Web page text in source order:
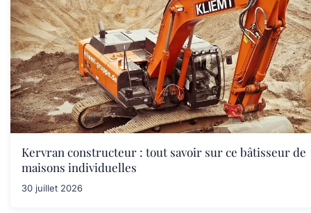
Kervran constructeur : tout savoir sur ce bâtisseur de
maisons individuelles
30 juillet 2026